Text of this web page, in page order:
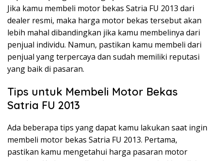
Jika kamu membeli motor bekas Satria FU 2013 dari
dealer resmi, maka harga motor bekas tersebut akan
lebih mahal dibandingkan jika kamu membelinya dari
penjual individu. Namun, pastikan kamu membeli dari
penjual yang terpercaya dan sudah memiliki reputasi
yang baik di pasaran.
Tips untuk Membeli Motor Bekas
Satria FU 2013
Ada beberapa tips yang dapat kamu lakukan saat ingin
membeli motor bekas Satria FU 2013. Pertama,
pastikan kamu mengetahui harga pasaran motor